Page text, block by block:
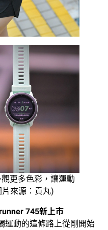
更多色彩，讓運動
來源：貢丸)
745新上市
運動的這條路上從剛開始